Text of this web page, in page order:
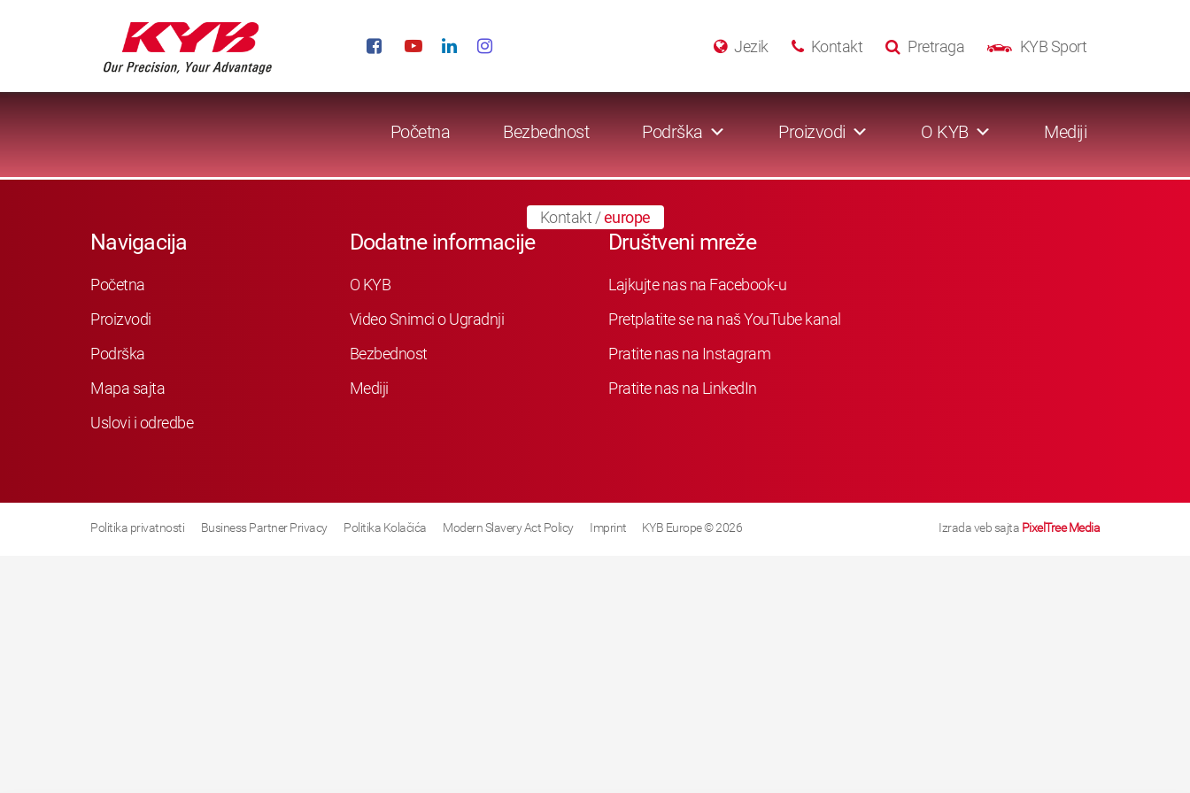
KYB Sport
Pretraga
Kontakt
Jezik
Početna Bezbednost Podrška Proizvodi O KYB Mediji
Kontakt /europe
Navigacija
Početna
Proizvodi
Podrška
Mapa sajta
Uslovi i odredbe
Dodatne informacije
O KYB
Video Snimci o Ugradnji
Bezbednost
Mediji
Društveni mreže
Lajkujte nas na Facebook-u
Pretplatite se na naš YouTube kanal
Pratite nas na Instagram
Pratite nas na LinkedIn
Politika privatnosti Business Partner Privacy Politika Kolačića Modern Slavery Act Policy Imprint KYB Europe © 2026 Izrada veb sajta PixelTree Media